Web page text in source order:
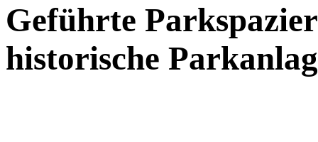
Geführte
historische